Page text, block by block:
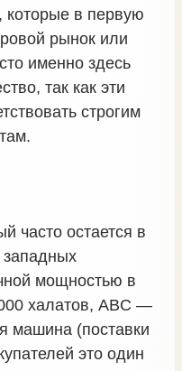
которые в первую
рынок или
именно здесь
так как эти
строгим
часто остается в
западных
мощностью в
халатов, ABC —
машина (поставки
это один